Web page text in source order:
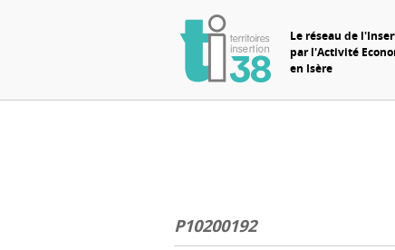
Le réseau de
par l'Activité
en Isère
P10200192